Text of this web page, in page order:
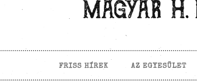
FRISS HÍREK AZ EGYESÜLET